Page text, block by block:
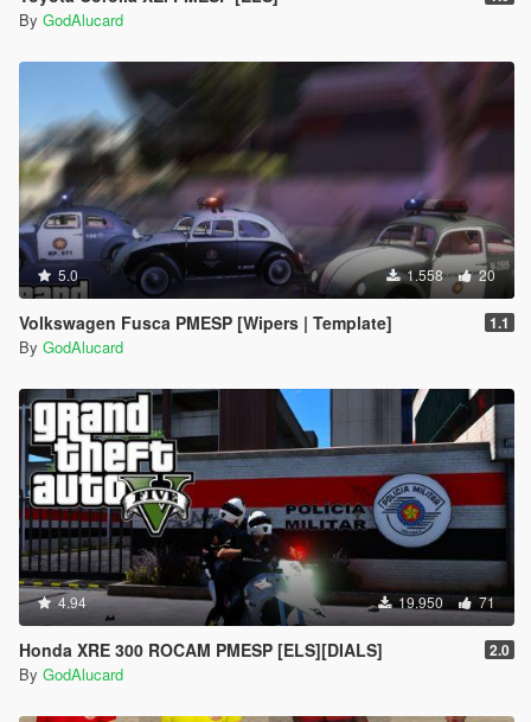
By GodAlucard
5.0 1.558 20
Volkswagen Fusca PMESP [Wipers | Template] 1.1
By GodAlucard
4.94 19.950 71
Honda XRE 300 ROCAM PMESP [ELS][DIALS] 2.0
By GodAlucard